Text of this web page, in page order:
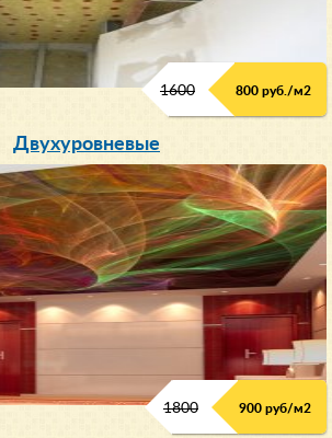
1600 800 руб./м2
Двухуровневые
1800 900 руб/м2